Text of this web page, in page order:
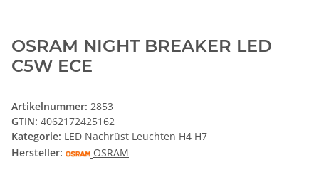
OSRAM NIGHT BREAKER LED
C5W ECE
Artikelnummer: 2853
GTIN: 4062172425162
Kategorie: LED Nachrüst Leuchten H4 H7
Hersteller:
OSRAM